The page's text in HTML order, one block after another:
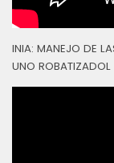
INIA: MANEJO DE
UNO ROBATIZADOL